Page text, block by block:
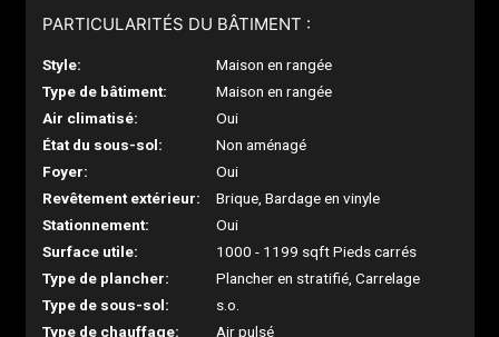
PARTICULARITÉS DU BÂTIMENT :
Style:
Maison en rangée
Type de bâtiment:
Maison en rangée
Air climatisé:
Oui
État du sous-sol:
Non aménagé
Foyer:
Oui
Revêtement extérieur:
Brique, Bardage en vinyle
Stationnement:
Oui
Surface utile:
1000 - 1199 sqft Pieds carrés
Type de plancher:
Plancher en stratifié, Carrelage
Type de sous-sol:
s.o.
Type de chauffage:
Air pulsé